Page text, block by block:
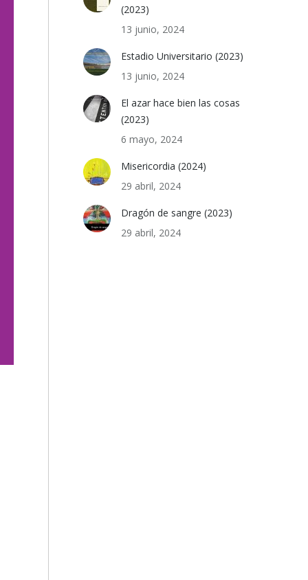
(2023)
13 junio, 2024
Estadio Universitario (2023)
13 junio, 2024
El azar hace bien las cosas
(2023)
6 mayo, 2024
Misericordia (2024)
29 abril, 2024
Dragón de sangre (2023)
29 abril, 2024